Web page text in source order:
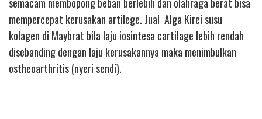
mempercepat kerusakan artilege. Jual Alga Kirei susu
kolagen di Maybrat bila laju iosintesa cartilage lebih rendah
disebanding dengan laju kerusakannya maka menimbulkan
ostheoarthritis (nyeri sendi).